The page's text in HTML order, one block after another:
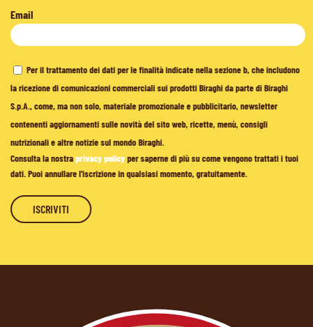
Email
Per il trattamento dei dati per le finalità indicate nella sezione b, che includono
la ricezione di comunicazioni commerciali sui prodotti Biraghi da parte di Biraghi
S.p.A., come, ma non solo, materiale promozionale e pubblicitario, newsletter
contenenti aggiornamenti sulle novità del sito web, ricette, menù, consigli
nutrizionali e altre notizie sul mondo Biraghi.
Consulta la nostraprivacy policyper saperne di più su come vengono trattati i tuoi
dati. Puoi annullare l'iscrizione in qualsiasi momento, gratuitamente.